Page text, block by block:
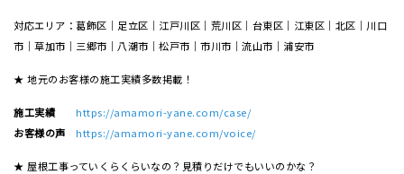
対応エリア：葛飾区｜足立区｜江戸川区｜荒川区｜台東区｜江東区｜北区｜川口
市｜草加市｜三郷市｜八潮市｜松⼾市｜市川市｜流⼭市｜浦安市
★ 地元のお客様の施工実績多数掲載！
施工実績
https://amamori-yane.com/case/
お客様の声
https://amamori-yane.com/voice/
★ 屋根工事っていくらくらいなの？見積りだけでもいいのかな？